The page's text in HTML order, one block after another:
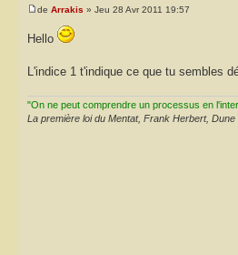
de Arrakis » Jeu 28 Avr 2011 19:57
Hello
L'indice 1 t'indique ce que tu sembles
"On ne peut comprendre un processus en
La première loi du Mentat, Frank Herbert, Dune